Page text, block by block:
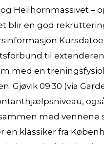
Heilhornmassivet –
blir en god
til extenderen.
med en
Gjøvik 09.30 (via
med vennene
klassiker fra